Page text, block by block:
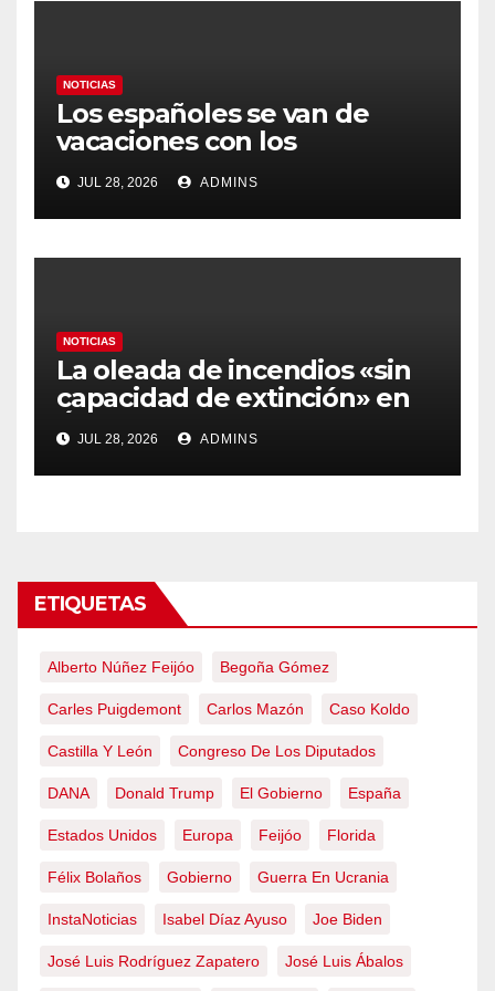
NOTICIAS
Los españoles se van de
vacaciones con los
carburantes hasta un 21%
más caros que el año pasado
y los hoteles disparados
JUL 28, 2026 ADMINS
NOTICIAS
La oleada de incendios «sin
capacidad de extinción» en
Ávila y al oeste de Madrid
obliga a declarar la
emergencia nacional
JUL 28, 2026 ADMINS
ETIQUETAS
Alberto Núñez Feijóo Begoña Gómez
Carles Puigdemont Carlos Mazón Caso Koldo
Castilla Y León Congreso De Los Diputados
DANA Donald Trump El Gobierno España
Estados Unidos Europa Feijóo Florida
Félix Bolaños Gobierno Guerra En Ucrania
InstaNoticias Isabel Díaz Ayuso Joe Biden
José Luis Rodríguez Zapatero José Luis Ábalos